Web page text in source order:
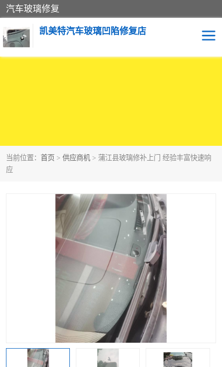
汽车玻璃修复
凯美特汽车玻璃凹陷修复店
当前位置： 首页 > 供应商机 > 蒲江县玻璃修补上门 经验丰富快速响
应